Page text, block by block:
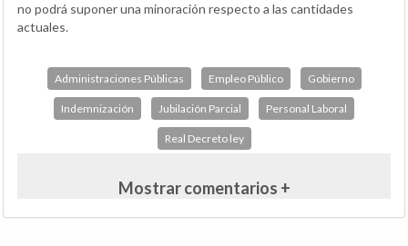
no podrá suponer una minoración respecto a las cantidades
actuales.
Administraciones Públicas Empleo Público Gobierno
Indemnización Jubilación Parcial Personal Laboral
Real Decreto ley
Mostrar comentarios +